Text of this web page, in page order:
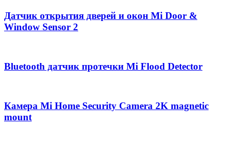
Датчик открытия дверей и окон Mi Door &
Window Sensor 2
Bluetooth датчик протечки Mi Flood Detector
Камера Mi Home Security Camera 2K magnetic
mount